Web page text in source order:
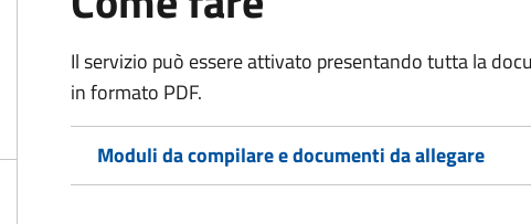
Il servizio può essere attivato presentando tutta la
in formato PDF.
Moduli da compilare e documenti da allegare